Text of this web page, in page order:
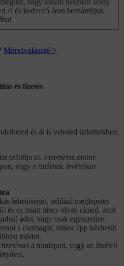
vagy sosem használt arany
el és kedvező áron beszámítjuk
Méretválasztó >
és fizetés
és át is veheted üzletünkben.
szállítja ki. Fizethetsz online
vagy a futárnak átvételkor
lehetőségét, például meglepetés
és ez miatt nincs olyan címed, amit
adni, vagy csak egyszerűen
a csomagot, mikor épp kézbesíti
módot.
a honlapon, vagy az átvételi